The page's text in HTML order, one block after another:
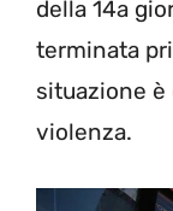
della 14a
terminata
situazione è
violenza.